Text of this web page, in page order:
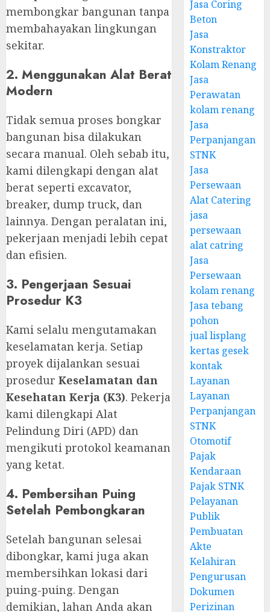
membongkar bangunan tanpa
membahayakan lingkungan
sekitar.
2. Menggunakan Alat Berat
Modern
Tidak semua proses bongkar
bangunan bisa dilakukan
secara manual. Oleh sebab itu,
kami dilengkapi dengan alat
berat seperti excavator,
breaker, dump truck, dan
lainnya. Dengan peralatan ini,
pekerjaan menjadi lebih cepat
dan efisien.
3. Pengerjaan Sesuai
Prosedur K3
Kami selalu mengutamakan
keselamatan kerja. Setiap
proyek dijalankan sesuai
prosedur Keselamatan dan
Kesehatan Kerja (K3). Pekerja
kami dilengkapi Alat
Pelindung Diri (APD) dan
mengikuti protokol keamanan
yang ketat.
4. Pembersihan Puing
Setelah Pembongkaran
Setelah bangunan selesai
dibongkar, kami juga akan
membersihkan lokasi dari
puing-puing. Dengan
demikian, lahan Anda akan
Jasa Coring
Beton
Jasa
Konstraktor
Kolam Renang
Jasa
Perawatan
kolam renang
Jasa
Perpanjangan
STNK
Jasa
Persewaan
Alat Catering
jasa
persewaan
alat catring
Jasa
Persewaan
kolam renang
Jasa tebang
pohon
jual lisplang
kertas gesek
kontak
Layanan
Layanan
Perpanjangan
STNK
Otomotif
Pajak
Kendaraan
Pajak STNK
Pelayanan
Publik
Pembuatan
Akte
Kelahiran
Pengurusan
Dokumen
Perizinan